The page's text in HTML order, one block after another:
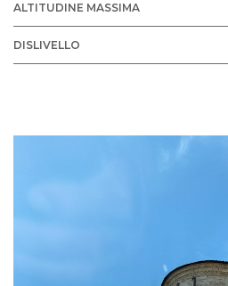
ALTITUDINE MASSIMA
DISLIVELLO